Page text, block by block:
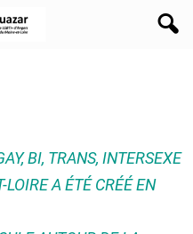
BI, TRANS, INTERSEXE
LOIRE A ÉTÉ CRÉÉ EN